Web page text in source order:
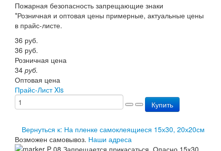
Пожарное оборудование
Перезарядка
Доставка
Оплата
Гарантии
О нас
Сертификаты
Контакты
Пожарная безопасность запрещающие знаки
*Розничная и оптовая цены примерные, актуальные цены
в прайс-листе.
36 руб.
36 руб.
Розничная цена
34 руб.
Оптовая цена
Прайс-Лист Xls
Купить
Вернуться к: На пленке самоклеящиеся 15х30, 20х20см
Возможен самовывоз. Наши адреса